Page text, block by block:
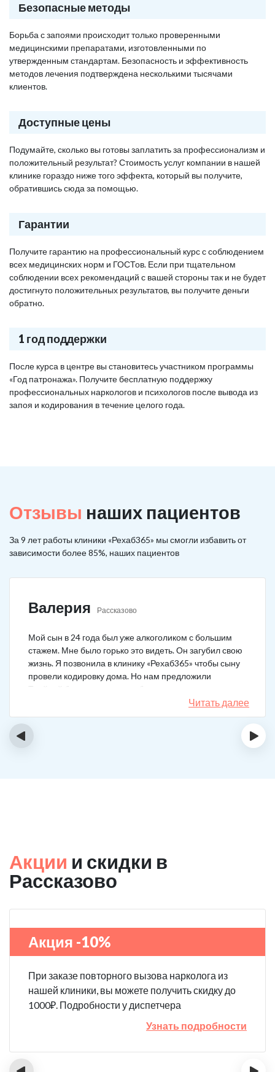
Безопасные методы
Борьба с запоями происходит только проверенными
медицинскими препаратами, изготовленными по
утвержденным стандартам. Безопасность и эффективность
методов лечения подтверждена несколькими тысячами
клиентов.
Доступные цены
Подумайте, сколько вы готовы заплатить за профессионализм и
положительный результат? Стоимость услуг компании в нашей
клинике гораздо ниже того эффекта, который вы получите,
обратившись сюда за помощью.
Гарантии
Получите гарантию на профессиональный курс с соблюдением
всех медицинских норм и ГОСТов. Если при тщательном
соблюдении всех рекомендаций с вашей стороны так и не будет
достигнуто положительных результатов, вы получите деньги
обратно.
1 год поддержки
После курса в центре вы становитесь участником программы
«Год патронажа». Получите бесплатную поддержку
профессиональных наркологов и психологов после вывода из
запоя и кодирования в течение целого года.
Отзывы наших пациентов
За 9 лет работы клиники «Рехаб365» мы смогли избавить от
зависимости более 85%, наших пациентов
Валерия Рассказово
Мой сын в 24 года был уже алкоголиком с большим
стажем. Мне было горько это видеть. Он загубил свою
жизнь. Я позвонила в клинику «Рехаб365» чтобы сыну
провели кодировку дома. Но нам предложили
Тройной блок в клинике, чтобы уж наверняка помогло.
Мы согласились. Вот уже 4 месяца как сын не пьет. На
работу устроился, дома помогает, девушку завел.
Читать далее
‹ ›
Акции и скидки в
Рассказово
Акция -10%
При заказе повторного вызова нарколога из
нашей клиники, вы можете получить скидку до
1000₽. Подробности у диспетчера
Узнать подробности